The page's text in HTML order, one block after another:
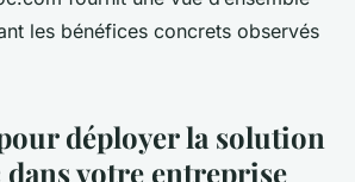
les bénéfices concrets observés
déployer la solution
dans votre entreprise